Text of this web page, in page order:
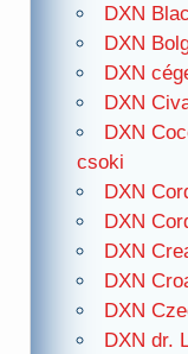
DXN
DXN
DXN
DXN
DXN
csoki
DXN
DXN
DXN
DXN
DXN
DXN dr.